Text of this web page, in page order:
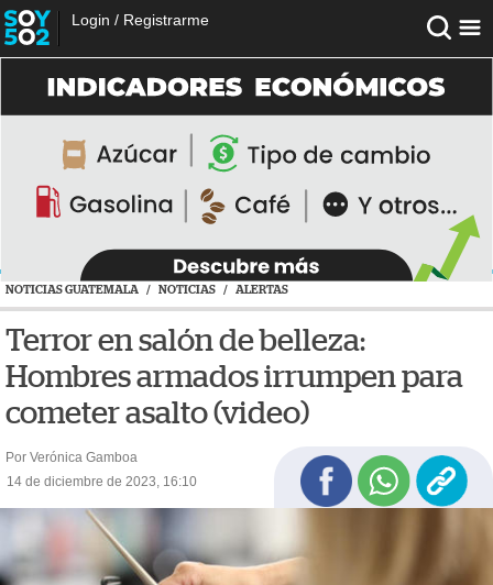
Login / Registrarme
NOTICIAS GUATEMALA / NOTICIAS / ALERTAS
Terror en salón de belleza:
Hombres armados irrumpen para
cometer asalto (video)
Por Verónica Gamboa
14 de diciembre de 2023, 16:10